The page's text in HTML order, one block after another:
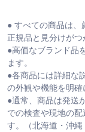
● すべての商品は、
正規品と見分けがつ
●高価なブランド品
ます。
●各商品には詳細な
の外観や機能を明確
●通常、商品は発送
での検査や現地の
す。（北海道・沖縄